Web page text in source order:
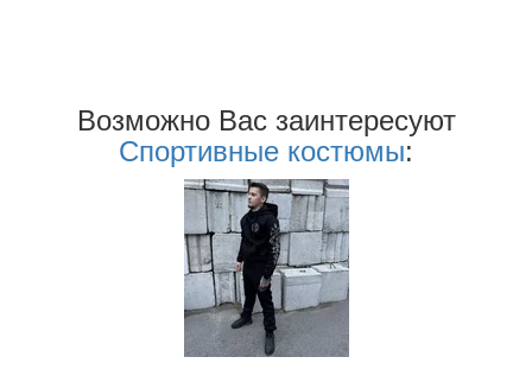
Возможно Ваc заинтересуют
Спортивные костюмы: